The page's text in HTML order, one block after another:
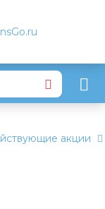
акции